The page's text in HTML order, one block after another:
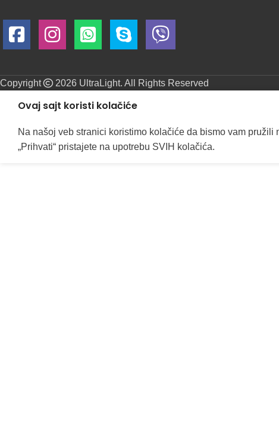
Copyright 2026 UltraLight. All Rights Reserved
Ovaj sajt koristi kolačiće
Na našoj veb stranici koristimo kolačiće da bismo vam
„Prihvati“ pristajete na upotrebu SVIH kolačića.